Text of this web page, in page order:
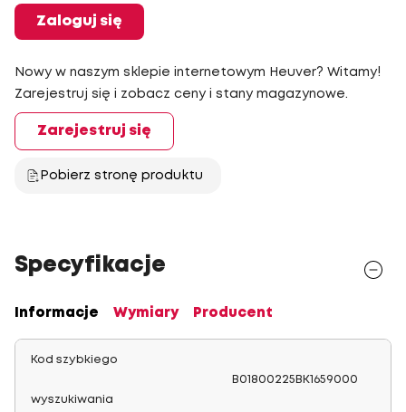
Zaloguj się
Nowy w naszym sklepie internetowym Heuver? Witamy!
Zarejestruj się i zobacz ceny i stany magazynowe.
Zarejestruj się
Pobierz stronę produktu
Specyfikacje
Informacje Wymiary Producent
Kod szybkiego
wyszukiwania
B01800225BK1659000